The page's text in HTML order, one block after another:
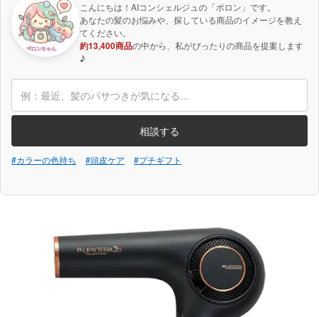
こんにちは！AIコンシェルジュの「ポロン」です。
あなたの髪のお悩みや、探している商品のイメージを教え
てください。
約13,400商品の中から、私がぴったりの商品を提案します
♪
相談する
#カラーの色持ち #頭皮ケア #プチギフト